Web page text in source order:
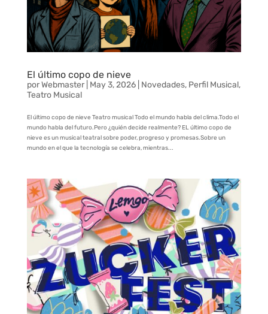
El último copo de nieve
porWebmaster| May 3, 2026| Novedades, Perfil Musical,
Teatro Musical
El último copo de nieve Teatro musical Todo el mundo habla del clima.Todo el
mundo habla del futuro.Pero ¿quién decide realmente? EL último copo de
nieve es un musical teatral sobre poder, progreso y promesas.Sobre un
mundo en el que la tecnología se celebra, mientras...